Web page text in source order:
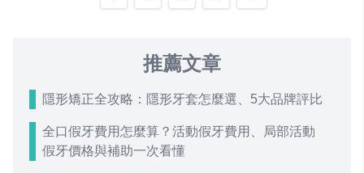
推薦文章
隱形矯正全攻略：隱形牙套怎麼選、5大品牌評比
全口假牙費用怎麼算？活動假牙費用、局部活動
假牙價格與補助一次看懂